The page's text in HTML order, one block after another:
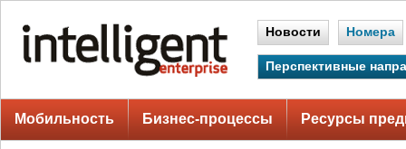
Новости Номера
Перспективные
Мобильность Бизнес-процессы Ресурсы